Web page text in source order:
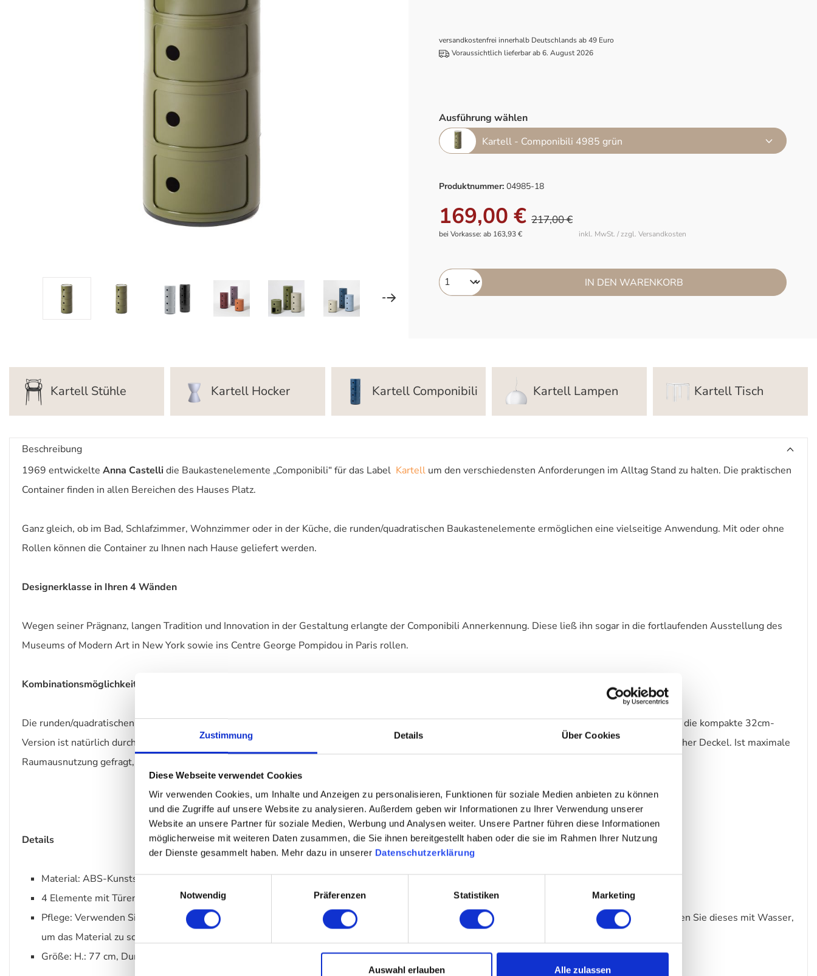
Zustimmung Details Über Cookies
Diese Webseite verwendet Cookies
Wir verwenden Cookies, um Inhalte und Anzeigen zu personalisieren, Funktionen für soziale Medien anbieten zu können
und die Zugriffe auf unsere Website zu analysieren. Außerdem geben wir Informationen zu Ihrer Verwendung unserer
Website an unsere Partner für soziale Medien, Werbung und Analysen weiter. Unsere Partner führen diese Informationen
möglicherweise mit weiteren Daten zusammen, die Sie ihnen bereitgestellt haben oder die sie im Rahmen Ihrer Nutzung
der Dienste gesammelt haben. Mehr dazu in unserer Datenschutzerklärung
Einwilligungsauswahl
Notwendig
Präferenzen Statistiken Marketing
Auswahl erlauben Alle zulassen
versandkostenfrei innerhalb Deutschlands ab 49 Euro
Voraussichtlich lieferbar ab 6. August 2026
Ausführung wählen
Kartell - Componibili 4985 grün
Produktnummer: 04985-18
169,00 € 217,00 €
inkl. MwSt. / zzgl. Versandkosten
bei Vorkasse: ab 163,93 €
IN DEN WARENKORB
Kartell Stühle Kartell Hocker Kartell Componibili Kartell Lampen Kartell Tisch
Beschreibung
1969 entwickelte Anna Castellidie Baukastenelemente „Componibili“ für das Label Kartell um den verschiedensten Anforderungen im Alltag Stand zu halten. Die praktischen
Container finden in allen Bereichen des Hauses Platz.
Ganz gleich, ob im Bad, Schlafzimmer, Wohnzimmer oder in der Küche, die runden/quadratischen Baukastenelemente ermöglichen eine vielseitige Anwendung. Mit oder ohne
Rollen können die Container zu Ihnen nach Hause geliefert werden.
Designerklasse in Ihren 4 Wänden
Wegen seiner Prägnanz, langen Tradition und Innovation in der Gestaltung erlangte der Componibili Annerkennung. Diese ließ ihn sogar in die fortlaufenden Ausstellung des
Museums of Modern Art in New York sowie ins Centre George Pompidou in Paris rollen.
Kombinationsmöglichkeiten
Die runden/quadratischen Container mit einem Durchmesser von 42 cm lassen sich durch einfaches Zusammenstecken miteinander kombinieren. Auch die kompakte 32cm-
Version ist natürlich durch Aufeinanderstellen erweiterbar – selbst ohne Vorrichtung. Als Abschluss der Aufbewahrungsmöglichkeit dient ein farbgleicher Deckel. Ist maximale
Raumausnutzung gefragt, zieht mit dem quadratischem Componibilis die optimale Aufbewahrungslösung ein.
Details
Material: ABS-Kunststoff
4 Elemente mit Türen, Gummiring an der Unterseite, oben geschlossen
Pflege: Verwenden Sie zur Pflege ein weiches, feuchtes Tuch. Nutzen Sie milde Seife oder handelsübliches Reinigungsmittel. Am besten verdünnen Sie dieses mit Wasser,
um das Material zu schonen.
Größe: H.: 77 cm, Durchmesser: 32 cm